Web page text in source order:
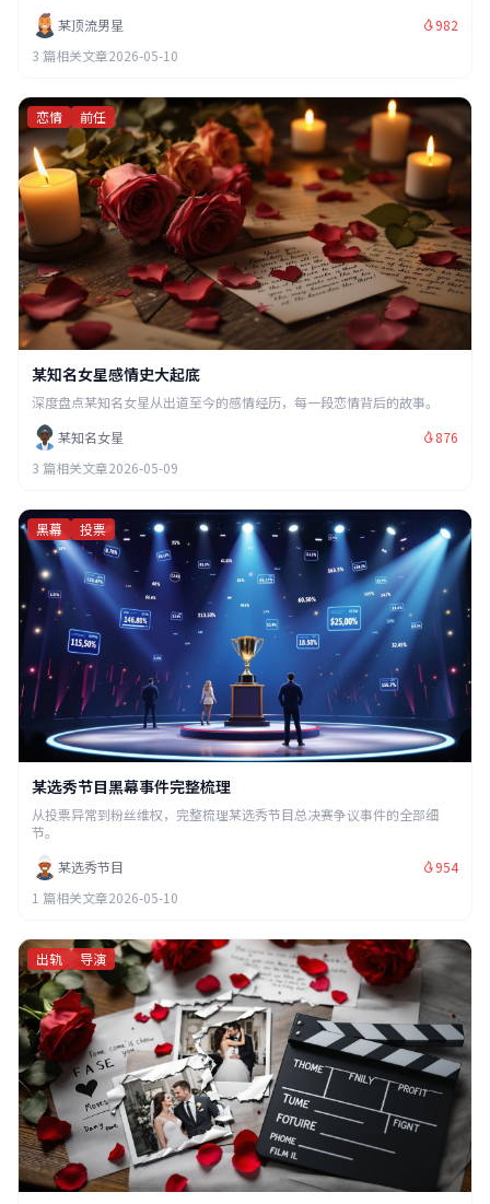
某顶流男星
982
3 篇相关文章2026-05-10
恋情 前任
某知名女星感情史大起底
深度盘点某知名女星从出道至今的感情经历，每一段恋情背后的故事。
某知名女星
876
3 篇相关文章2026-05-09
黑幕 投票
某选秀节目黑幕事件完整梳理
从投票异常到粉丝维权，完整梳理某选秀节目总决赛争议事件的全部细
节。
某选秀节目
954
1 篇相关文章2026-05-10
出轨 导演